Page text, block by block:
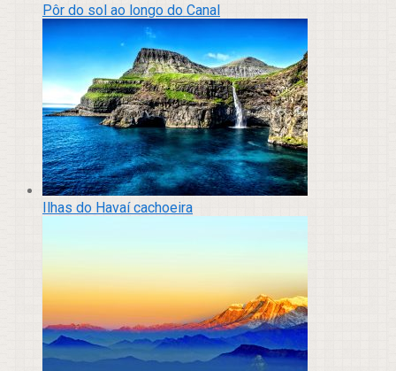
Pôr do sol ao longo do Canal
Ilhas do Havaí cachoeira